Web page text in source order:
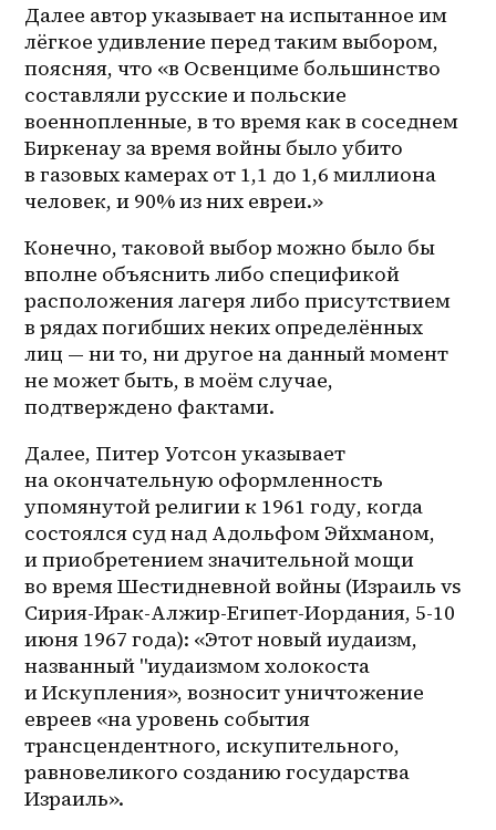
Далее автор указывает на испытанное им
лёгкое удивление перед таким выбором,
поясняя, что «в Освенциме большинство
составляли русские и польские
военнопленные, в то время как в соседнем
Биркенау за время войны было убито
в газовых камерах от 1,1 до 1,6 миллиона
человек, и 90% из них евреи.»
Конечно, таковой выбор можно было бы
вполне объяснить либо спецификой
расположения лагеря либо присутствием
в рядах погибших неких определённых
лиц — ни то, ни другое на данный момент
не может быть, в моём случае,
подтверждено фактами.
Далее, Питер Уотсон указывает
на окончательную оформленность
упомянутой религии к 1961 году, когда
состоялся суд над Адольфом Эйхманом,
и приобретением значительной мощи
во время Шестидневной войны (Израиль vs
Сирия-Ирак-Алжир-Египет-Иордания, 5-10
июня 1967 года): «Этот новый иудаизм,
названный "иудаизмом холокоста
и Искупления», возносит уничтожение
евреев «на уровень события
трансцендентного, искупительного,
равновеликого созданию государства
Израиль».